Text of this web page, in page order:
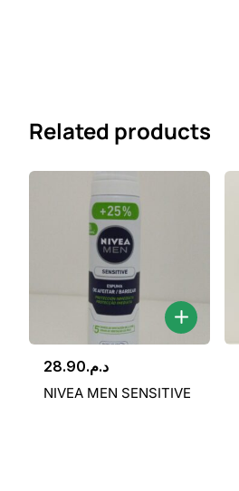
Related products
د.م.28.90
NIVEA MEN SENSITIVE